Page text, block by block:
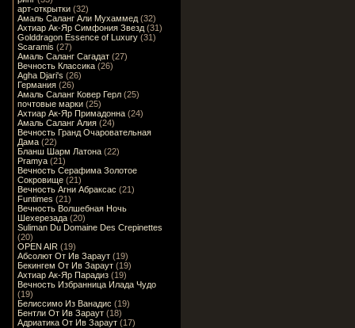
арт-открытки (32)
Амаль Саланг Али Мухаммед (32)
Ахтиар Ак-Яр Симфония Звезд (31)
Golddragon Essence of Luxury (31)
Scaramis (27)
Амаль Саланг Сагадат (27)
Вечность Классика (26)
Agha Djari's (26)
Германия (26)
Амаль Саланг Ковер Герл (25)
почтовые марки (25)
Ахтиар Ак-Яр Примадонна (24)
Амаль Саланг Алия (24)
Вечность Гранд Очаровательная
Дама (22)
Бланш Шарм Латона (22)
Pramya (21)
Вечность Серафима Золотое
Сокровище (21)
Вечность Агни Абраксас (21)
Funtimes (21)
Вечность Волшебная Ночь
Шехерезада (20)
Suliman Du Domaine Des Crepinettes
(20)
OPEN AIR (19)
Абсолют От Ив Зараут (19)
Бекингем От Ив Зараут (19)
Ахтиар Ак-Яр Парадиз (19)
Вечность Избранница Илада Чудо
(19)
Белиссимо Из Ванадис (19)
Бентли От Ив Зараут (18)
Адриатика От Ив Зараут (17)